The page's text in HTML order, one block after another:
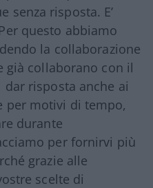
senza risposta. E’
questo abbiamo
la collaborazione
collaborano con il
risposta anche ai
per motivi di tempo,
durante
per fornirvi più
grazie alle
scelte di